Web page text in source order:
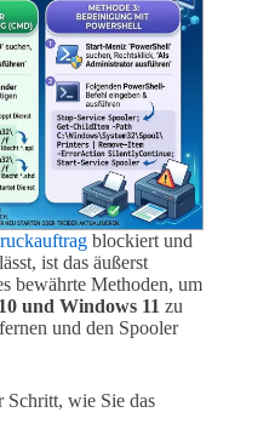
blockiert und
ist das äußerst
bewährte Methoden, um
und Windows 11 zu
und den Spooler
wie Sie das